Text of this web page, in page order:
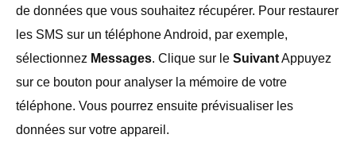
de données que vous souhaitez récupérer. Pour restaurer
les SMS sur un téléphone Android, par exemple,
sélectionnez Messages. Clique sur le SuivantAppuyez
sur ce bouton pour analyser la mémoire de votre
téléphone. Vous pourrez ensuite prévisualiser les
données sur votre appareil.